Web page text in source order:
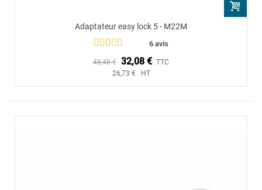
Adaptateur easy lock 5 - M22M
6 avis
48,48 € 32,08 € TTC
26,73 € HT